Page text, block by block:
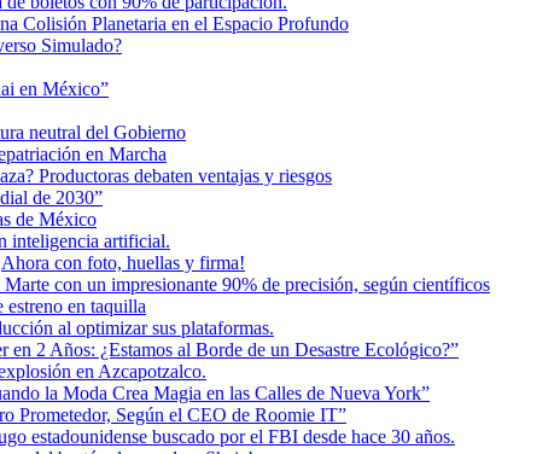
Colisión Planetaria en el Espacio Profundo
Simulado?
en México”
neutral del Gobierno
en Marcha
Productoras debaten ventajas y riesgos
de 2030”
de México
inteligencia artificial.
con foto, huellas y firma!
con un impresionante 90% de precisión, según científicos
estreno en taquilla
al optimizar sus plataformas.
en 2 Años: ¿Estamos al Borde de un Desastre Ecológico?”
en Azcapotzalco.
la Moda Crea Magia en las Calles de Nueva York”
Prometedor, Según el CEO de Roomie IT”
estadounidense buscado por el FBI desde hace 30 años.